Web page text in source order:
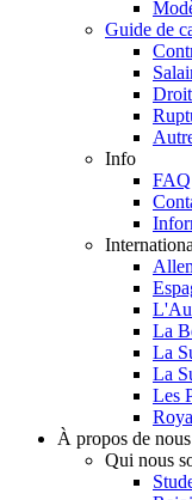
Guide de
Info
FAQ
La
La
La
Les
À propos de nous
Qui nous